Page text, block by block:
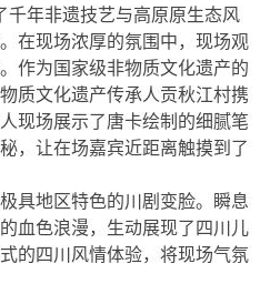
年非遗技艺与高原原生态风
在现场浓厚的氛围中，现场观
作为国家级非物质文化遗产的
质文化遗产传承人贡秋江村携
现场展示了唐卡绘制的细腻笔
，让在场嘉宾近距离触摸到了
地区特色的川剧变脸。瞬息
血色浪漫，生动展现了四川儿
的四川风情体验，将现场气氛